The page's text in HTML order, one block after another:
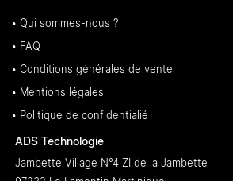
• Qui sommes-nous ?
• FAQ
• Conditions générales de vente
• Mentions légales
• Politique de confidentialié
ADS Technologie
Jambette Village N°4 ZI de la Jambette